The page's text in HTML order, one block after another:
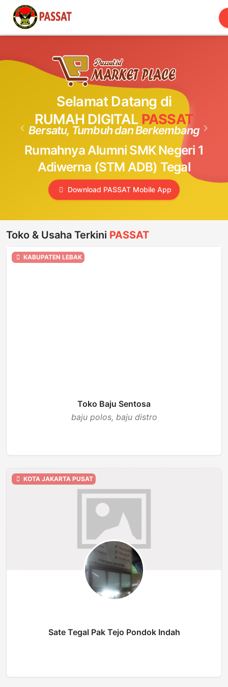
Selamat Datang di
RUMAH DIGITAL PASSAT
Bersatu, Tumbuh dan Berkembang
Rumahnya Alumni SMK Negeri 1
Adiwerna (STM ADB) Tegal
Download PASSAT Mobile App
keyboard_arrow_leftPrevious keyboard_arrow_rightNext
Toko & Usaha Terkini PASSAT
KABUPATEN LEBAK
Toko Baju Sentosa
baju polos, baju distro
KOTA JAKARTA PUSAT
Sate Tegal Pak Tejo Pondok Indah